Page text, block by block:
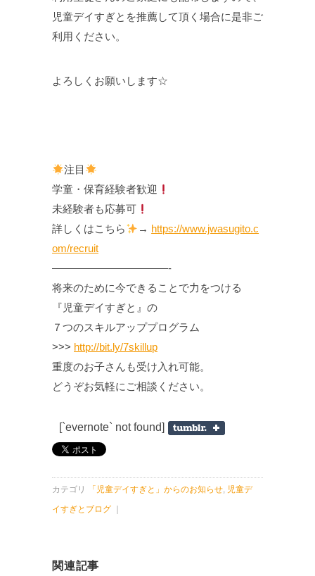
児童デイすぎとを推薦して頂く場合に是非ご
利用ください。
よろしくお願いします☆
注目
学童・保育経験者歓迎
未経験者も応募可
詳しくはこちら
→ https://www.jwasugito.c
om/recruit
———————————-
将来のために今できることで力をつける
『児童デイすぎと』の
７つのスキルアッププログラム
>>> http://bit.ly/7skillup
重度のお子さんも受け入れ可能。
どうぞお気軽にご相談ください。
[`evernote` not found]
カテゴリ 「児童デイすぎと」からのお知らせ, 児童デ
イすぎとブログ
関連記事